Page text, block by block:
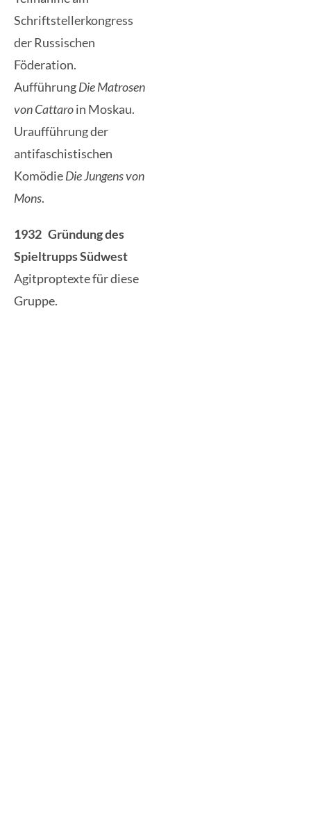
Schriftstellerkongress
der Russischen
Föderation.
AufführungDie Matrosen
von Cattaroin Moskau.
Uraufführung der
antifaschistischen
KomödieDie Jungens von
Mons.
1932 Gründung des
Spieltrupps Südwest
Agitproptexte für diese
Gruppe.